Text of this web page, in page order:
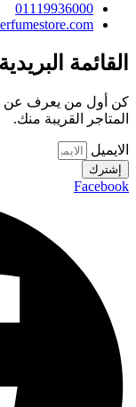
01119936000
القائمة البريدية
كن أول من يعرف عن
المتاجر القريبة منك.
الايميل
إشترك
Facebook